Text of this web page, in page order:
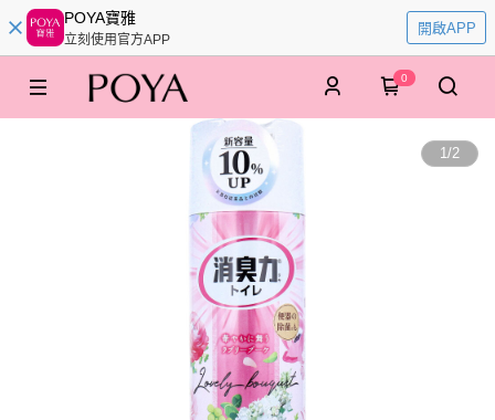
POYA寶雅
立刻使用官方APP
開啟APP
0
1/2